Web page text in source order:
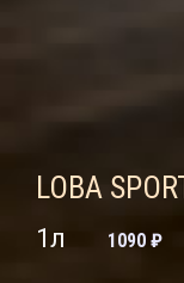
LOBA
1л 1090 ₽